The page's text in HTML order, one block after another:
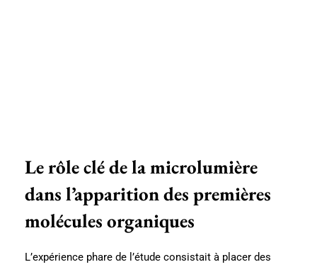
Le rôle clé de la microlumière
dans l’apparition des premières
molécules organiques
L’expérience phare de l’étude consistait à placer des